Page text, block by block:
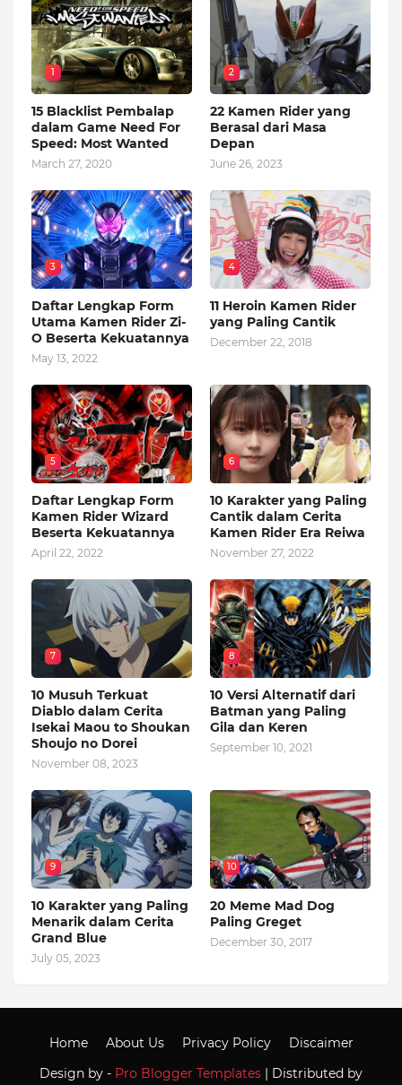
1
15 Blacklist Pembalap
dalam Game Need For
Speed: Most Wanted
March 27, 2020
2
22 Kamen Rider yang
Berasal dari Masa
Depan
June 26, 2023
3
Daftar Lengkap Form
Utama Kamen Rider Zi-
O Beserta Kekuatannya
May 13, 2022
4
11 Heroin Kamen Rider
yang Paling Cantik
December 22, 2018
5
Daftar Lengkap Form
Kamen Rider Wizard
Beserta Kekuatannya
April 22, 2022
6
10 Karakter yang Paling
Cantik dalam Cerita
Kamen Rider Era Reiwa
November 27, 2022
7
10 Musuh Terkuat
Diablo dalam Cerita
Isekai Maou to Shoukan
Shoujo no Dorei
November 08, 2023
8
10 Versi Alternatif dari
Batman yang Paling
Gila dan Keren
September 10, 2021
9
10 Karakter yang Paling
Menarik dalam Cerita
Grand Blue
July 05, 2023
10
20 Meme Mad Dog
Paling Greget
December 30, 2017
Design by - Pro Blogger Templates | Distributed by
Home About Us Privacy Policy Discaimer